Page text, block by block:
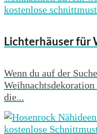
Lichterhäuser für
Wenn du auf der
die...